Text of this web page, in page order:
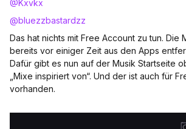
@Kxvkx
@bluezzbastardzz
Das hat nichts mit Free Account zu tun. Die
bereits vor einiger Zeit aus den Apps
Dafür gibt es nun auf der Musik Startseite
„Mixe inspiriert von“. Und der ist auch für
vorhanden.